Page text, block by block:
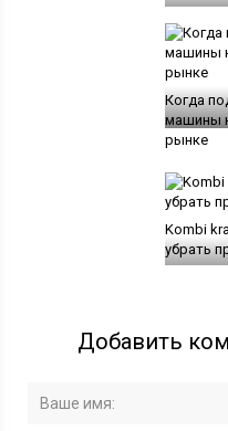
Когда
машины
рынке
Kombi
убрать
Добавить